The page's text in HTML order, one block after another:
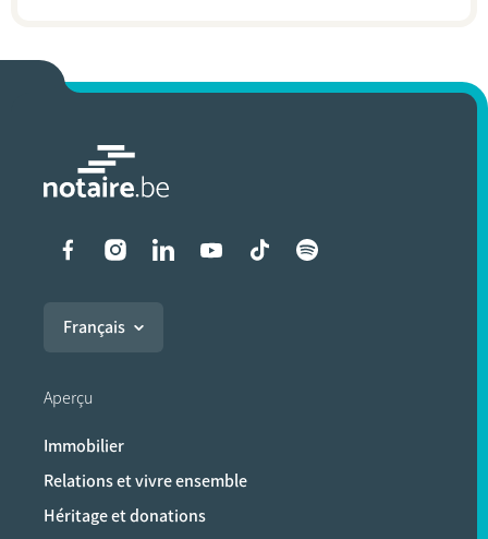
Liens vers les réseaux
Français
Aperçu
Immobilier
Relations et vivre ensemble
Héritage et donations